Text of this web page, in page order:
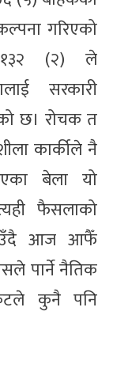
गरिएको
(२) ले
सरकारी
छ। रोचक त
कार्कीले नै
बेला यो
फैसलाको
आज आफैँ
पार्ने नैतिक
कुनै पनि